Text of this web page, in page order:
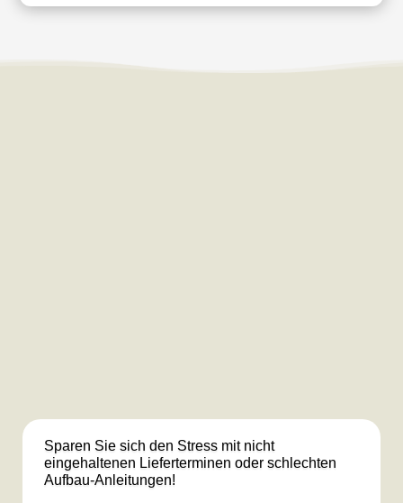
Sparen Sie sich den Stress mit nicht
eingehaltenen Lieferterminen oder schlechten
Aufbau-Anleitungen!